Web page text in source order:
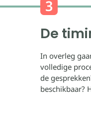
De
In overleg
volledige
de
beschikbaar?